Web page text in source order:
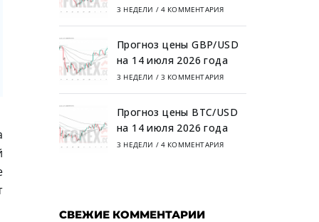
3 НЕДЕЛИ / 4 КОММЕНТАРИЯ
Прогноз цены GBP/USD
на 14 июля 2026 года
3 НЕДЕЛИ / 3 КОММЕНТАРИЯ
Прогноз цены BTC/USD
на 14 июля 2026 года
3 НЕДЕЛИ / 4 КОММЕНТАРИЯ
СВЕЖИЕ КОММЕНТАРИИ